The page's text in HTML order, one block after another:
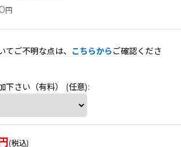
円
てご不明な点は、 こちらから ご確認くださ
下さい（有料） (任意):
(税込)